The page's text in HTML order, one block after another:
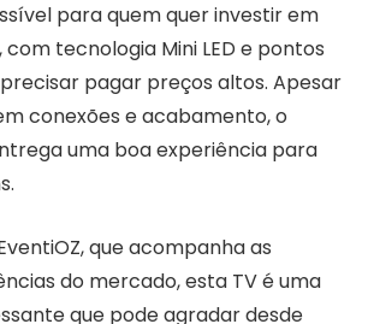
para quem quer investir em
tecnologia Mini LED e pontos
pagar preços altos. Apesar
conexões e acabamento, o
uma boa experiência para
que acompanha as
do mercado, esta TV é uma
que pode agradar desde